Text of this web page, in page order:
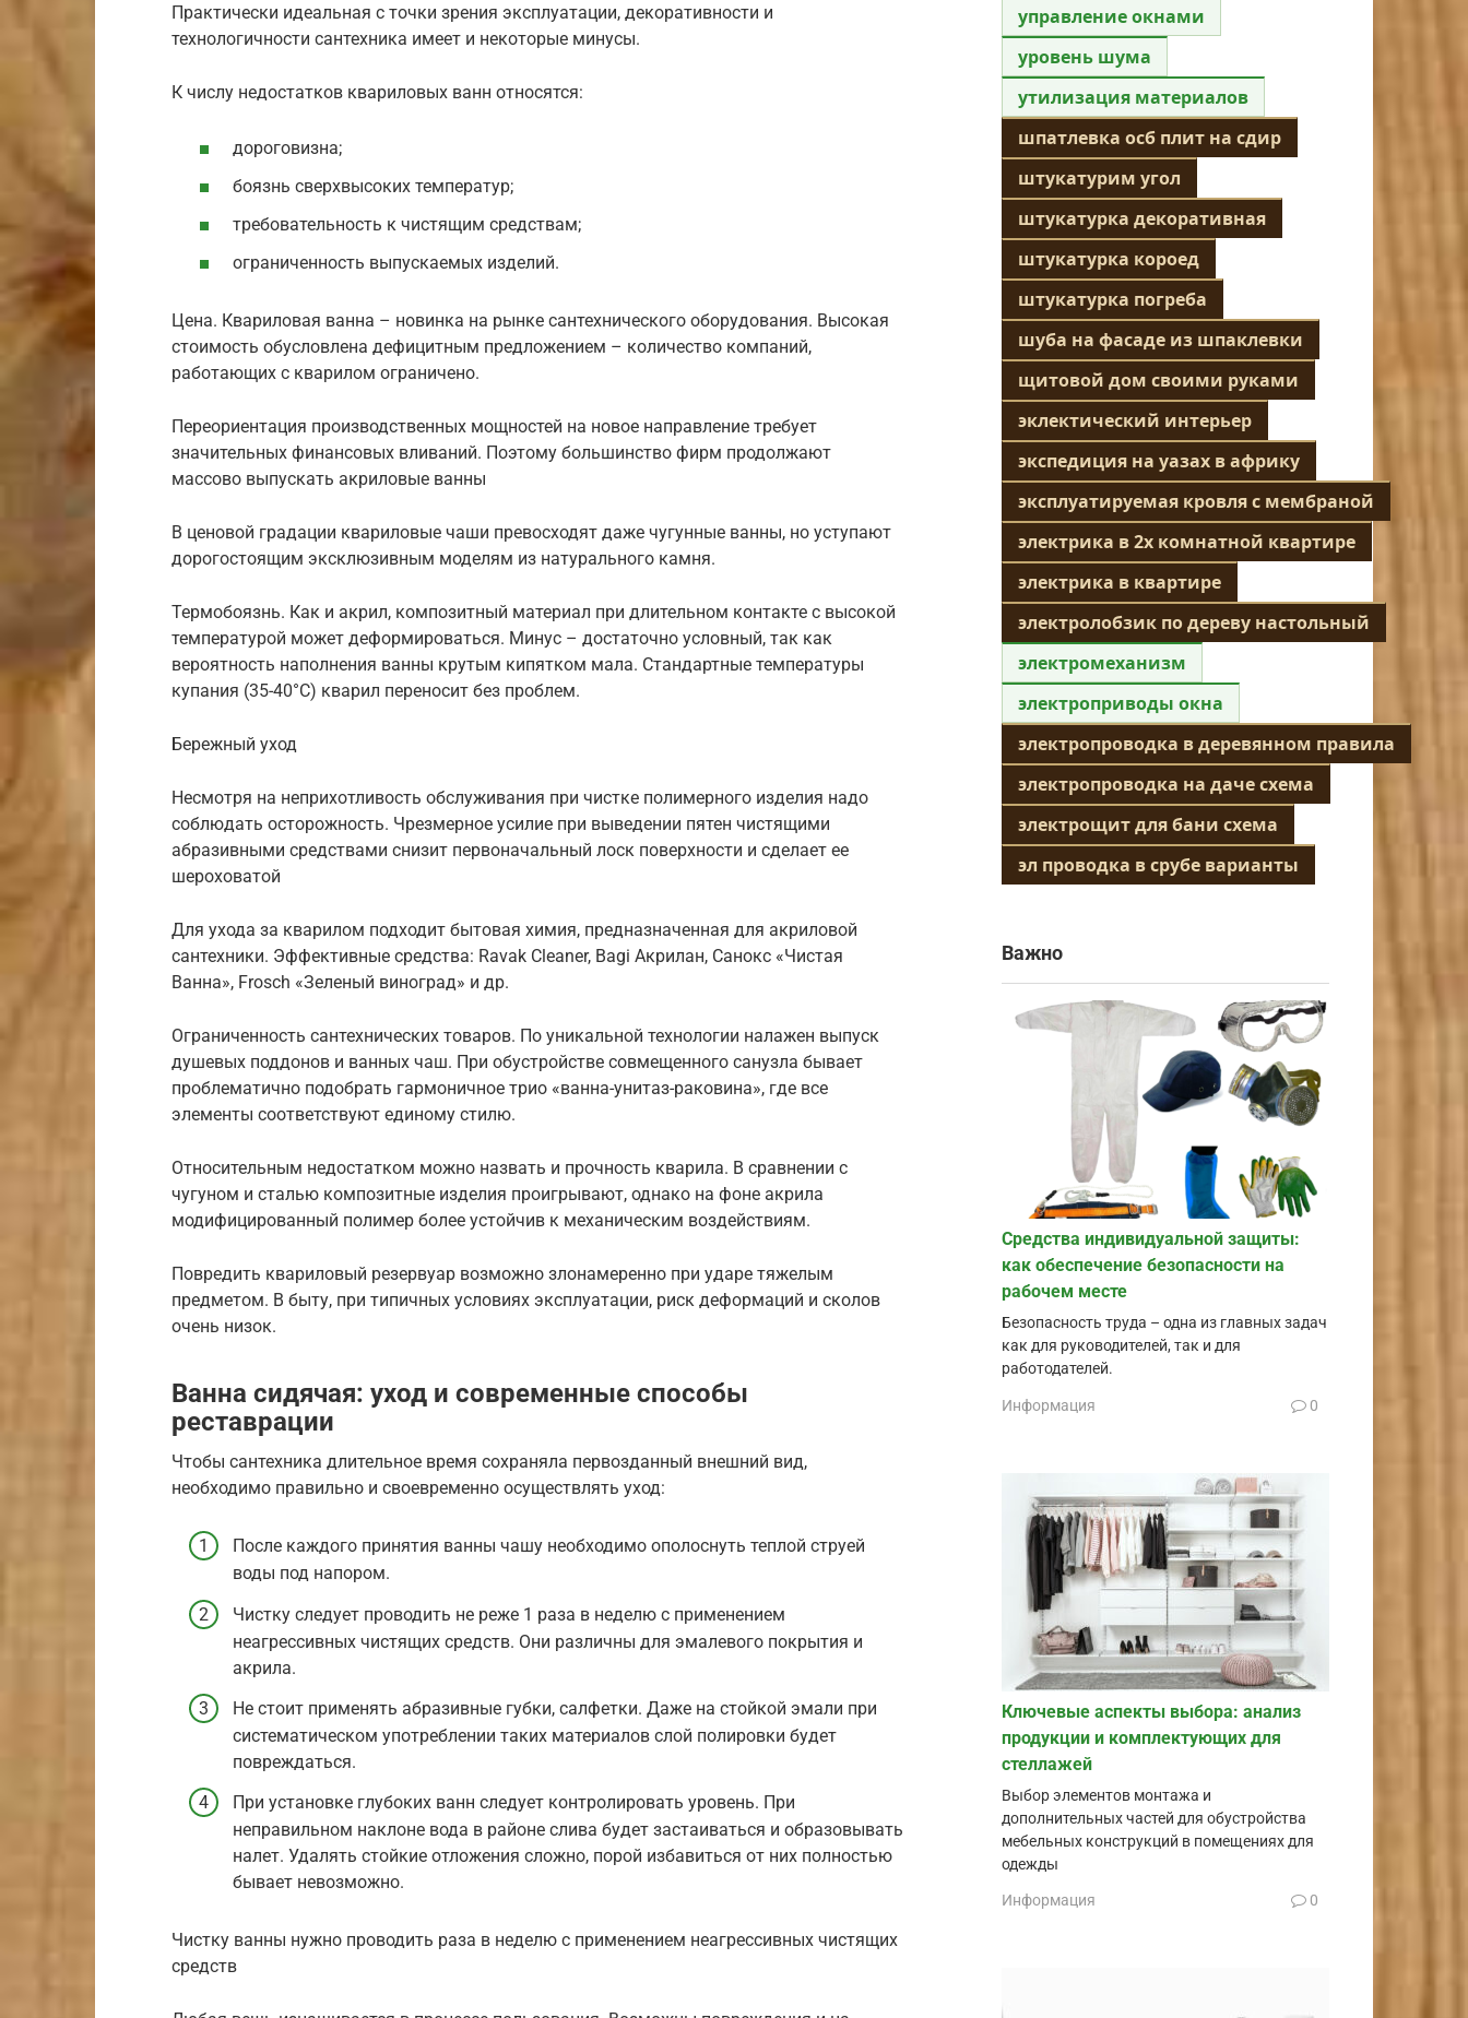
Практически идеальная с точки зрения эксплуатации, декоративности и
технологичности сантехника имеет и некоторые минусы.
К числу недостатков квариловых ванн относятся:
дороговизна;
боязнь сверхвысоких температур;
требовательность к чистящим средствам;
ограниченность выпускаемых изделий.
Цена. Квариловая ванна – новинка на рынке сантехнического оборудования. Высокая
стоимость обусловлена дефицитным предложением – количество компаний,
работающих с кварилом ограничено.
Переориентация производственных мощностей на новое направление требует
значительных финансовых вливаний. Поэтому большинство фирм продолжают
массово выпускать акриловые ванны
В ценовой градации квариловые чаши превосходят даже чугунные ванны, но уступают
дорогостоящим эксклюзивным моделям из натурального камня.
Термобоязнь. Как и акрил, композитный материал при длительном контакте с высокой
температурой может деформироваться. Минус – достаточно условный, так как
вероятность наполнения ванны крутым кипятком мала. Стандартные температуры
купания (35-40°С) кварил переносит без проблем.
Бережный уход
Несмотря на неприхотливость обслуживания при чистке полимерного изделия надо
соблюдать осторожность. Чрезмерное усилие при выведении пятен чистящими
абразивными средствами снизит первоначальный лоск поверхности и сделает ее
шероховатой
Для ухода за кварилом подходит бытовая химия, предназначенная для акриловой
сантехники. Эффективные средства: Ravak Cleaner, Bagi Акрилан, Санокс «Чистая
Ванна», Frosch «Зеленый виноград» и др.
Ограниченность сантехнических товаров. По уникальной технологии налажен выпуск
душевых поддонов и ванных чаш. При обустройстве совмещенного санузла бывает
проблематично подобрать гармоничное трио «ванна-унитаз-раковина», где все
элементы соответствуют единому стилю.
Относительным недостатком можно назвать и прочность кварила. В сравнении с
чугуном и сталью композитные изделия проигрывают, однако на фоне акрила
модифицированный полимер более устойчив к механическим воздействиям.
Повредить квариловый резервуар возможно злонамеренно при ударе тяжелым
предметом. В быту, при типичных условиях эксплуатации, риск деформаций и сколов
очень низок.
Ванна сидячая: уход и современные способы
реставрации
Чтобы сантехника длительное время сохраняла первозданный внешний вид,
необходимо правильно и своевременно осуществлять уход:
После каждого принятия ванны чашу необходимо ополоснуть теплой струей
воды под напором.
Чистку следует проводить не реже 1 раза в неделю с применением
неагрессивных чистящих средств. Они различны для эмалевого покрытия и
акрила.
Не стоит применять абразивные губки, салфетки. Даже на стойкой эмали при
систематическом употреблении таких материалов слой полировки будет
повреждаться.
При установке глубоких ванн следует контролировать уровень. При
неправильном наклоне вода в районе слива будет застаиваться и образовывать
налет. Удалять стойкие отложения сложно, порой избавиться от них полностью
бывает невозможно.
Чистку ванны нужно проводить раза в неделю с применением неагрессивных чистящих
средств
управление окнами
уровень шума
утилизация материалов
шпатлевка осб плит на сдир
штукатурим угол
штукатурка декоративная
штукатурка короед
штукатурка погреба
шуба на фасаде из шпаклевки
щитовой дом своими руками
эклектический интерьер
экспедиция на уазах в африку
эксплуатируемая кровля с мембраной
электрика в 2х комнатной квартире
электрика в квартире
электролобзик по дереву настольный
электромеханизм
электроприводы окна
электропроводка в деревянном правила
электропроводка на даче схема
электрощит для бани схема
эл проводка в срубе варианты
Важно
Средства индивидуальной защиты:
как обеспечение безопасности на
рабочем месте
Безопасность труда – одна из главных задач
как для руководителей, так и для
работодателей.
Информация 0
Ключевые аспекты выбора: анализ
продукции и комплектующих для
стеллажей
Выбор элементов монтажа и
дополнительных частей для обустройства
мебельных конструкций в помещениях для
одежды
Информация 0